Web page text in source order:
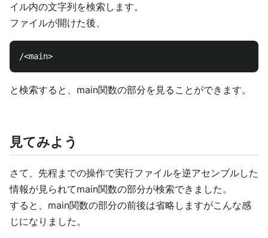
イル内の文字列を検索します。
ファイルが開けた後、
と検索すると、main関数の部分を見ることができます。
見てみよう
さて、先程までの操作で実行ファイルを逆アセンブルした
情報が見られてmain関数の部分が検索できました。
すると、main関数の部分の前後は省略しますがこんな感
じになりました。